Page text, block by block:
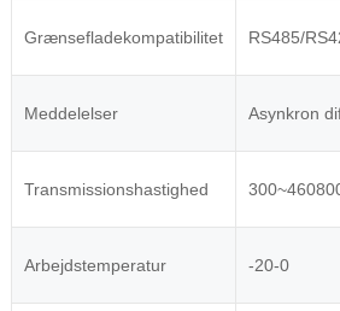
Grænsefladekompatibilitet RS485/
Meddelelser Asynkron
Transmissionshastighed
Arbejdstemperatur -20-0